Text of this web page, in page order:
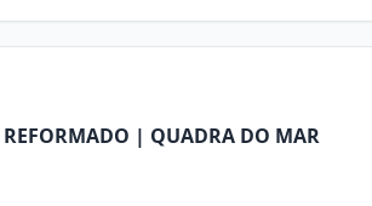
| QUADRA DO MAR